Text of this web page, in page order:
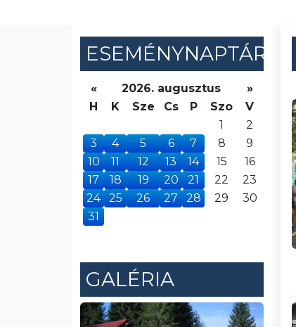
ESEMÉNYNAPTÁR
« 2026. augusztus
»
H
K Sze Cs P Szo
V
1
2
3
4 5 6 7 8
9
10
11 12 13 14 15
16
17
18 19 20 21 22
23
24
25 26 27 28 29
30
31
GALÉRIA